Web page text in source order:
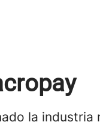
la industria